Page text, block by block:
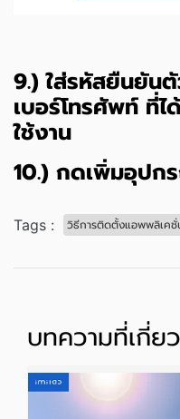
9.) ใส่รหัสยืนยัน
เบอร์โทรศัพท์ ที่
ใช้งาน
10.) กดเพิ่มอุปก
Tags : วิธีการติดตั้งแอพพลิเค
บทความที่เกี่ย